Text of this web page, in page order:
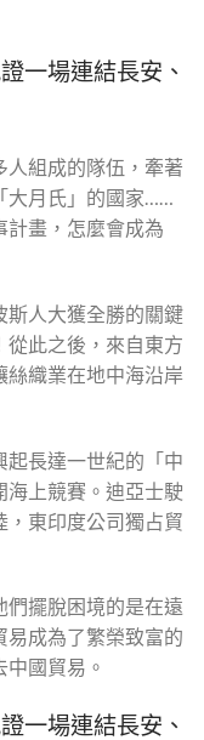
一場連結長安、
人組成的隊伍，牽著
大月氏」的國家……
計畫，怎麼會成為
斯人大獲全勝的關鍵
此之後，來自東方
絲織業在地中海沿岸
長達一世紀的「中
海上競賽。迪亞士駛
，東印度公司獨占貿
們擺脫困境的是在遠
易成為了繁榮致富的
國貿易。
一場連結長安、